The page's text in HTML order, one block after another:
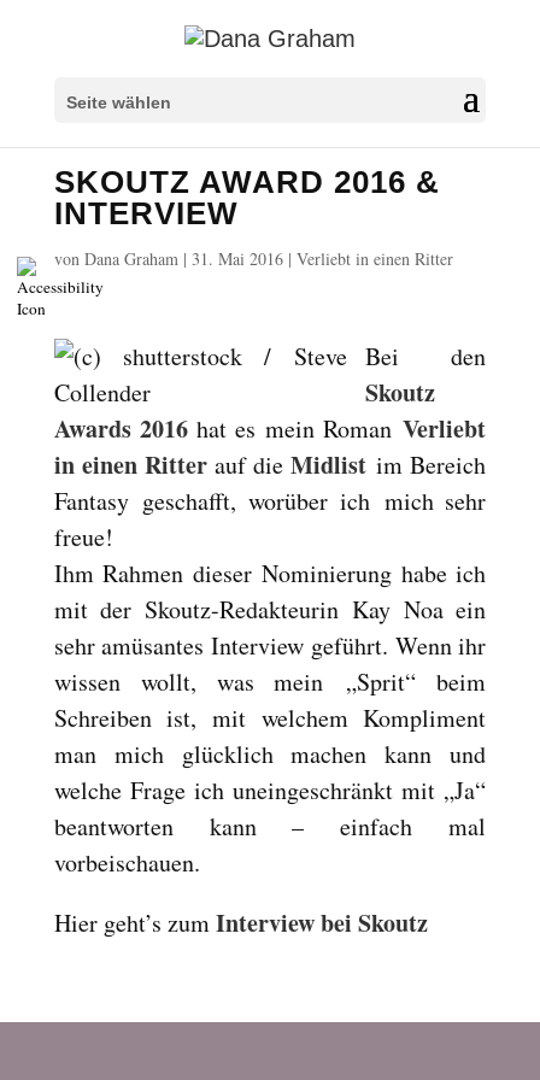
Seite wählen
SKOUTZ AWARD 2016 &
INTERVIEW
von Dana Graham| 31. Mai 2016| Verliebt in einen Ritter
Bei den
Skoutz
Awards 2016 hat es mein RomanVerliebt
in einen Ritterauf dieMidlist im Bereich
Fantasy geschafft, worüber ich mich sehr
freue!
Ihm Rahmen dieser Nominierung habe ich
mit der Skoutz-Redakteurin Kay Noa ein
sehr amüsantes Interview geführt. Wenn ihr
wissen wollt, was mein „Sprit“ beim
Schreiben ist, mit welchem Kompliment
man mich glücklich machen kann und
welche Frage ich uneingeschränkt mit „Ja“
beantworten kann – einfach mal
vorbeischauen.
Hier geht’s zumInterview bei Skoutz
Überschriften markieren
settings
zoom_out Herauszoomen
zoom_in Vergrößern
remove_circle_outline Schrift verkleinern
add_circle_outline
spellcheck Lesbare Schriftart
brightness_high
brightness_low Dunkler Kontrast
format_underlined Links unterstreichen
font_download Links markieren
Reset
options
cached